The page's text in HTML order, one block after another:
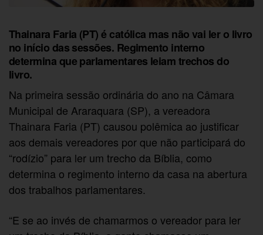
Thainara Faria (PT) é católica mas não vai ler o livro
no início das sessões. Regimento interno
determina que parlamentares leiam trechos do
livro.
Na primeira sessão ordinária do ano na Câmara
Municipal de Araraquara (SP), a vereadora
Thainara Faria (PT) causou polêmica ao justificar
aos demais vereadores por que não participará do
“rodízio” para ler um trecho da Bíblia, como
determina o regimento interno da casa na abertura
dos trabalhos parlamentares.
“E se ao invés de chamarmos o vereador para ler